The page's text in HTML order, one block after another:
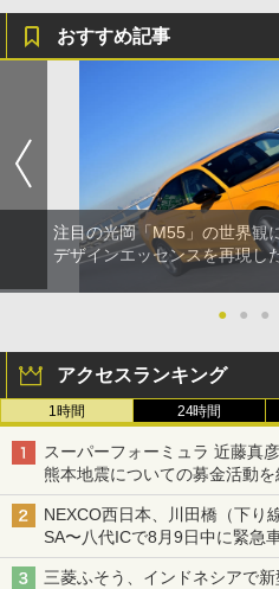
おすすめ記事
注目の光岡「M55」の世界観
デザインエッセンスを再現し
● ● ●
アクセスランキング
1時間 24時間
スーパーフォーミュラ 近藤真
熊本地震についての募金活動を
NEXCO西日本、川田橋（下り
SA〜八代ICで8月9日中に緊急
三菱ふそう、インドネシアで